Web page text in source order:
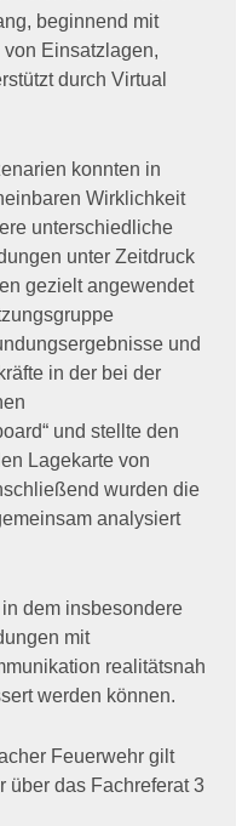
beginnend mit
Einsatzlagen,
durch Virtual
konnten in
Wirklichkeit
unterschiedliche
unter Zeitdruck
gezielt angewendet
und
in der bei der
und stellte den
Lagekarte von
wurden die
analysiert
dem insbesondere
mit
realitätsnah
werden können.
Feuerwehr gilt
über das Fachreferat 3